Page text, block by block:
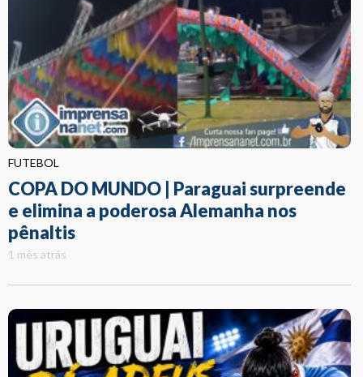
FUTEBOL
COPA DO MUNDO | Paraguai surpreende
e elimina a poderosa Alemanha nos
pênaltis
1 mês atrás